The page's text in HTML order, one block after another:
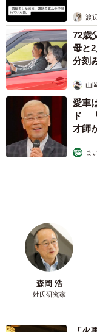
レンくんも反撃開始！
――そんな2匹の“攻
いたのですね…（笑
渡
72歳
母と
分刻
山
愛車
ド
才師
ま
森岡 浩
姓氏研究家